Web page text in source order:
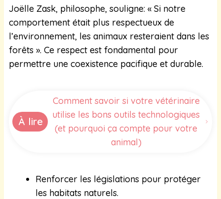
Joëlle Zask, philosophe, souligne: « Si notre
comportement était plus respectueux de
l’environnement, les animaux resteraient dans les
forêts ». Ce respect est fondamental pour
permettre une coexistence pacifique et durable.
À lire
Comment savoir si votre vétérinaire
utilise les bons outils technologiques
(et pourquoi ça compte pour votre
animal)
Renforcer les législations pour protéger
les habitats naturels.